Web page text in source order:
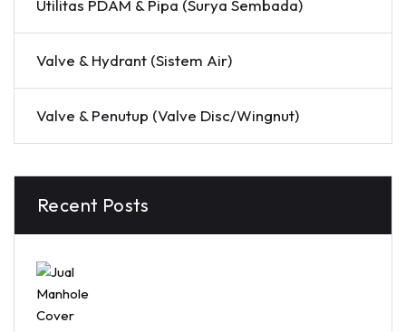
Utilitas PDAM & Pipa (Surya Sembada)
Valve & Hydrant (Sistem Air)
Valve & Penutup (Valve Disc/Wingnut)
Recent Posts